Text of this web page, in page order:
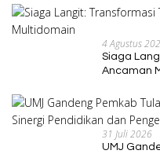
4 Agustus
Siaga
Ancaman
31 Juli 2026
UMJ